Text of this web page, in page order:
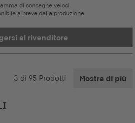
di consegne veloci
a breve dalla produzione
al rivenditore
3 di 95 Prodotti Mostra di più